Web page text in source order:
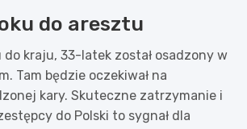
do aresztu
do kraju, 33-latek został osadzony w
Tam będzie oczekiwał na
kary. Skuteczne zatrzymanie i
do Polski to sygnał dla